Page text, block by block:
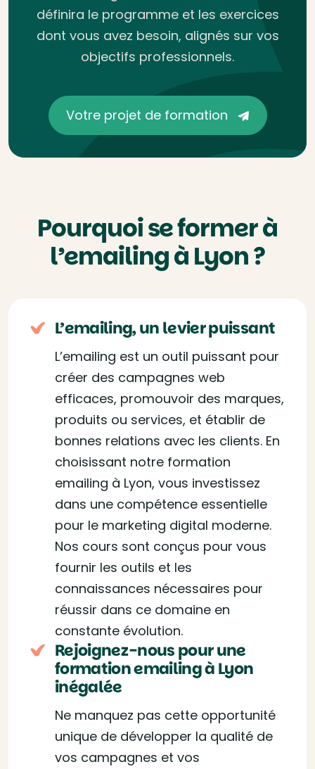
définira le programme et les exercices
dont vous avez besoin, alignés sur vos
objectifs professionnels.
Votre projet de formation
Pourquoi se former à
l’emailing à Lyon ?
L’emailing, un levier puissant
L’emailing est un outil puissant pour
créer des campagnes web
efficaces, promouvoir des marques,
produits ou services, et établir de
bonnes relations avec les clients. En
choisissant notre formation
emailing à Lyon, vous investissez
dans une compétence essentielle
pour le marketing digital moderne.
Nos cours sont conçus pour vous
fournir les outils et les
connaissances nécessaires pour
réussir dans ce domaine en
constante évolution.
Rejoignez-nous pour une
formation emailing à Lyon
inégalée
Ne manquez pas cette opportunité
unique de développer la qualité de
vos campagnes et vos